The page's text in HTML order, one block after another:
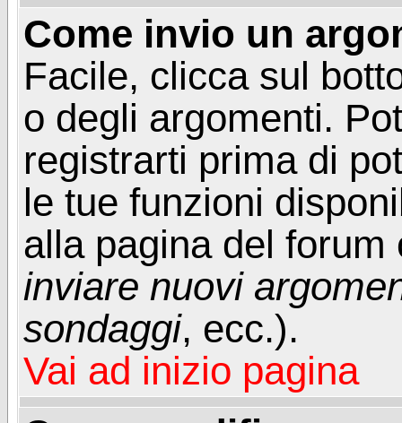
Come invio un
Facile, clicca sul
o degli argomenti.
registrarti prima di
le tue funzioni
alla pagina del
inviare nuovi
sondaggi, ecc.).
Vai ad inizio pagina